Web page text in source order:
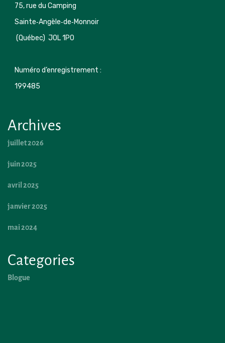
75, rue du Camping
Sainte‑Angèle‑de‑Monnoir
(Québec)  J0L 1P0
Numéro d’enregistrement :
199485
Archives
juillet 2026
juin 2025
avril 2025
janvier 2025
mai 2024
Categories
Blogue